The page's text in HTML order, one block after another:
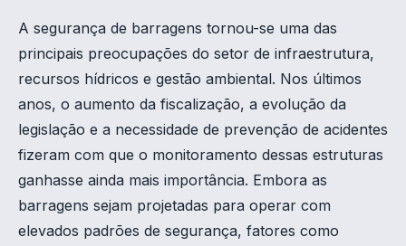
A segurança de barragens tornou-se uma das
principais preocupações do setor de infraestrutura,
recursos hídricos e gestão ambiental. Nos últimos
anos, o aumento da fiscalização, a evolução da
legislação e a necessidade de prevenção de acidentes
fizeram com que o monitoramento dessas estruturas
ganhasse ainda mais importância. Embora as
barragens sejam projetadas para operar com
elevados padrões de segurança, fatores como